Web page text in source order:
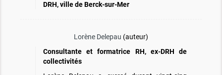
DRH, ville de Berck-sur-Mer
Lorène Delepau (auteur)
Consultante et formatrice RH, ex-DRH de
collectivités